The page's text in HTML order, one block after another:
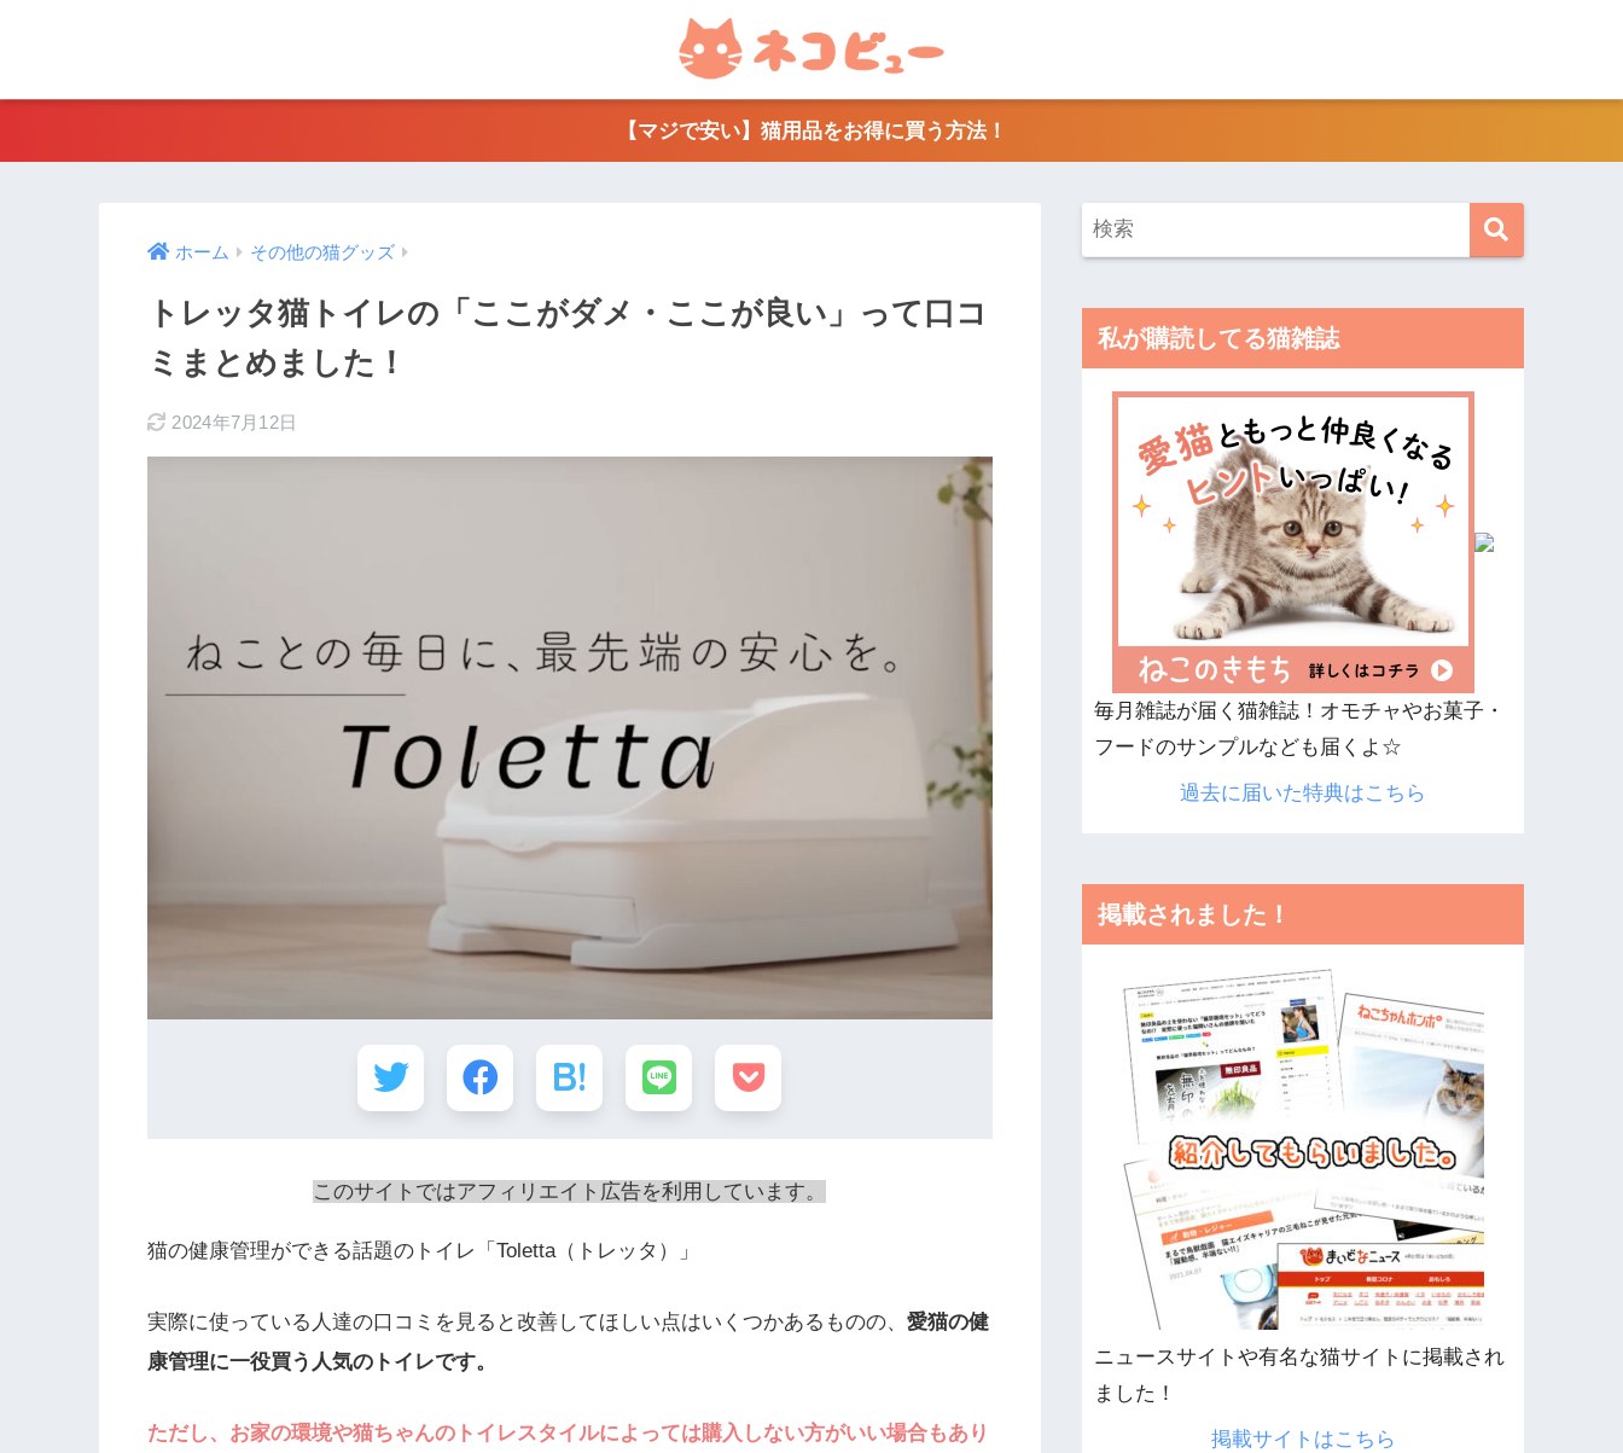
【マジで安い】猫用品をお得に買う方法！
ホーム その他の猫グッズ
トレッタ猫トイレの「ここがダメ・ここが良い」って口コ
ミまとめました！
2024年7月12日
このサイトではアフィリエイト広告を利用しています。
猫の健康管理ができる話題のトイレ「Toletta（トレッタ）」
実際に使っている人達の口コミを見ると改善してほしい点はいくつかあるものの、 愛猫の健
康管理に一役買う人気のトイレです。
ただし、お家の環境や猫ちゃんのトイレスタイルによっては購入しない方がいい場合もあり
私が購読してる猫雑誌
毎月雑誌が届く猫雑誌！オモチャやお菓子・
フードのサンプルなども届くよ☆
過去に届いた特典はこちら
掲載されました！
ニュースサイトや有名な猫サイトに掲載され
ました！
掲載サイトはこちら